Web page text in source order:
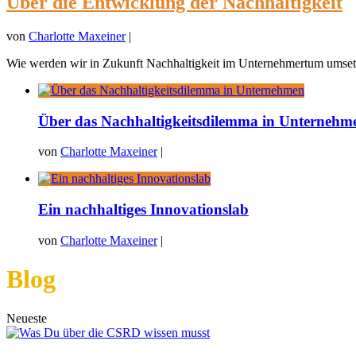
von Charlotte Maxeiner|
Wie werden wir in Zukunft Nachhaltigkeit im Unternehmertum
Über das Nachhaltigkeitsdilemma in
von Charlotte Maxeiner|
Ein nachhaltiges Innovationslab
von Charlotte Maxeiner|
Blog
Neueste